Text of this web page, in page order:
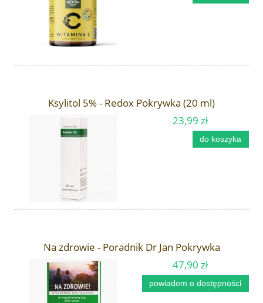
Ksylitol 5% - Redox Pokrywka (20 ml)
23,99 zł
do koszyka
Na zdrowie - Poradnik Dr Jan Pokrywka
47,90 zł
powiadom o dostępności